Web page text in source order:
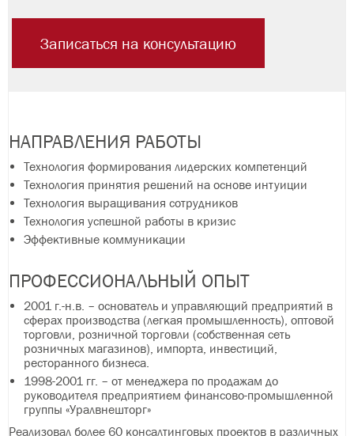
Записаться на консультацию
НАПРАВЛЕНИЯ РАБОТЫ
Технология формирования лидерских компетенций
Технология принятия решений на основе интуиции
Технология выращивания сотрудников
Технология успешной работы в кризис
Эффективные коммуникации
ПРОФЕССИОНАЛЬНЫЙ ОПЫТ
2001 г.-н.в. – основатель и управляющий предприятий в
сферах производства (легкая промышленность), оптовой
торговли, розничной торговли (собственная сеть
розничных магазинов), импорта, инвестиций,
ресторанного бизнеса.
1998-2001 гг. – от менеджера по продажам до
руководителя предприятием финансово-промышленной
группы «Уралвнешторг»
Реализовал более 60 консалтинговых проектов в различных